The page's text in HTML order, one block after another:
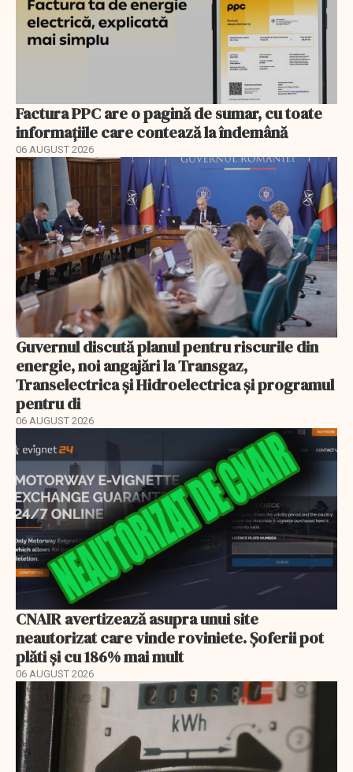
Factura PPC are o pagină de sumar, cu toate
informațiile care contează la îndemână
06 AUGUST 2026
Guvernul discută planul pentru riscurile din
energie, noi angajări la Transgaz,
Transelectrica și Hidroelectrica și programul
pentru di
06 AUGUST 2026
CNAIR avertizează asupra unui site
neautorizat care vinde roviniete. Șoferii pot
plăti și cu 186% mai mult
06 AUGUST 2026